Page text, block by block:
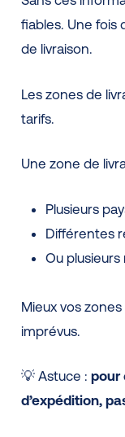
fiables. Une fois
de livraison.
Les zones de
tarifs.
Une zone de
Plusieurs
Différentes
Ou
Mieux vos
imprévus.
💡 Astuce : pour
d’expédition,